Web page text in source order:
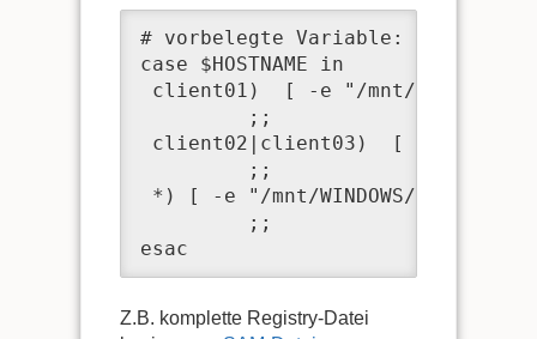
# vorbelegte Variable: $HOSTNAME
case $HOSTNAME in
client01)  [ -e "/mnt/WINDOWS/
         ;;
client02|client03)  [ -e "/mnt/
         ;;
*) [ -e "/mnt/WINDOWS/
         ;;
esac
Z.B. komplette Registry-Datei